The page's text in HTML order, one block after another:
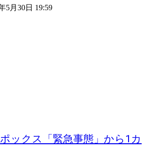
5月30日 19:59
ックス「緊急事態」から1カ